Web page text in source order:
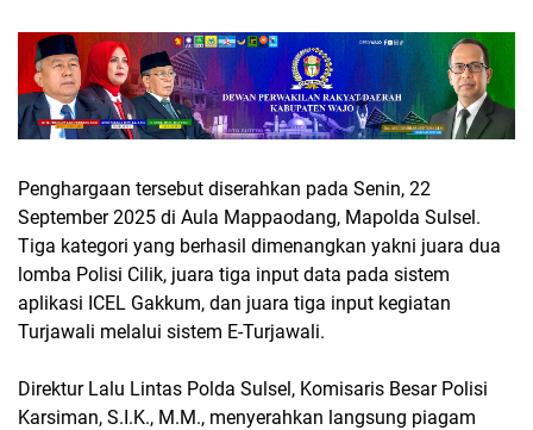
Penghargaan tersebut diserahkan pada Senin, 22
September 2025 di Aula Mappaodang, Mapolda Sulsel.
Tiga kategori yang berhasil dimenangkan yakni juara dua
lomba Polisi Cilik, juara tiga input data pada sistem
aplikasi ICEL Gakkum, dan juara tiga input kegiatan
Turjawali melalui sistem E-Turjawali.
Direktur Lalu Lintas Polda Sulsel, Komisaris Besar Polisi
Karsiman, S.I.K., M.M., menyerahkan langsung piagam